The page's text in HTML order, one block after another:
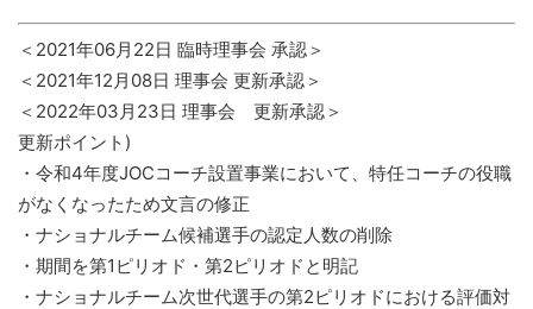
＜2021年06月22日 臨時理事会 承認＞
＜2021年12月08日 理事会 更新承認＞
＜2022年03月23日 理事会 更新承認＞
更新ポイント)
・令和4年度JOCコーチ設置事業において、特任コーチの役職
がなくなったため文言の修正
・ナショナルチーム候補選手の認定人数の削除
・期間を第1ピリオド・第2ピリオドと明記
・ナショナルチーム次世代選手の第2ピリオドにおける評価対